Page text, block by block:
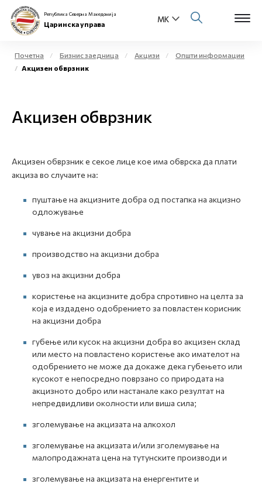
Физички лица
Open
Е-Царина
Медиа центар
Контакт
Е-Весник
Република Северна Македонија
Царинска управа
Почетна Бизнис заедница Акцизи
Општи информации
Акцизен обврзник
Акцизен обврзник
Акцизен обврзник е секое лице кое има обврска да плати
акциза во случаите на:
пуштање на акцизните добра од постапка на акцизно
одложување
чување на акцизни добра
производство на акцизни добра
увоз на акцизни добра
користење на акцизните добра спротивно на целта за
која е издадено одобрението за повластен корисник
на акцизни добра
губење или кусок на акцизни добра во акцизен склад
или место на повластено користење ако имателот на
одобрението не може да докаже дека губењето или
кусокот е непосредно поврзано со природата на
акцизното добро или настанале како резултат на
непредвидливи околности или виша сила;
зголемување на акцизата на алкохол
зголемување на акцизата и/или зголемување на
малопродажната цена на тутунските производи и
зголемување на акцизата на енергентите и